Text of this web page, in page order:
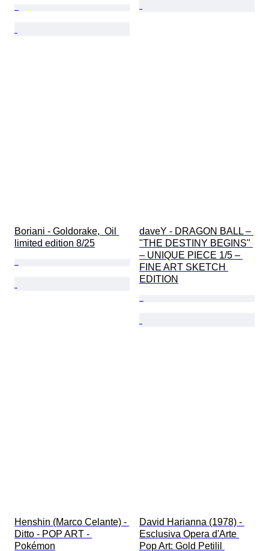
Boriani - Goldorake,  Oil
limited edition 8/25
daveY - DRAGON BALL –
"THE DESTINY BEGINS"
– UNIQUE PIECE 1/5 –
FINE ART SKETCH
EDITION
Henshin (Marco Celante) -
Ditto - POP ART -
Pokémon
David Harianna (1978) -
Esclusiva Opera d'Arte
Pop Art: Gold Petilil